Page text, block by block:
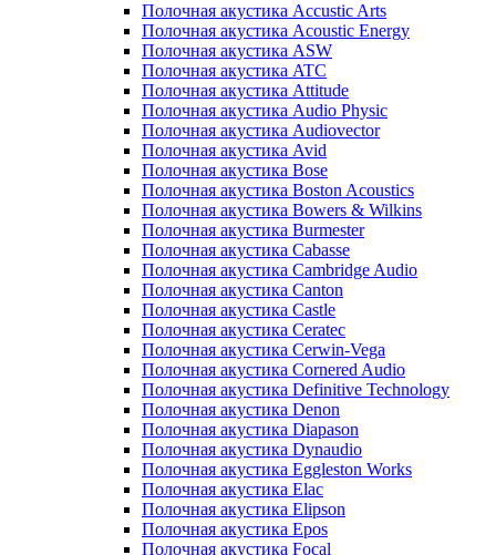
Полочная акустика Accustic Arts
Полочная акустика Acoustic Energy
Полочная акустика ASW
Полочная акустика ATC
Полочная акустика Attitude
Полочная акустика Audio Physic
Полочная акустика Audiovector
Полочная акустика Avid
Полочная акустика Bose
Полочная акустика Boston Acoustics
Полочная акустика Bowers & Wilkins
Полочная акустика Burmester
Полочная акустика Cabasse
Полочная акустика Cambridge Audio
Полочная акустика Canton
Полочная акустика Castle
Полочная акустика Ceratec
Полочная акустика Cerwin-Vega
Полочная акустика Cornered Audio
Полочная акустика Definitive Technology
Полочная акустика Denon
Полочная акустика Diapason
Полочная акустика Dynaudio
Полочная акустика Eggleston Works
Полочная акустика Elac
Полочная акустика Elipson
Полочная акустика Epos
Полочная акустика Focal